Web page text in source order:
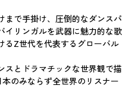
まで手掛け、圧倒的なダンスパ
イリンガルを武器に魅力的な歌
るZ世代を代表するグローバル
スとドラマチックな世界観で描
のみならず全世界のリスナー